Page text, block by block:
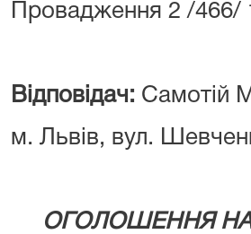
Провадження 2 /466/
Відповідач: Самотій
м. Львів, вул.
ОГОЛОШЕННЯ НА